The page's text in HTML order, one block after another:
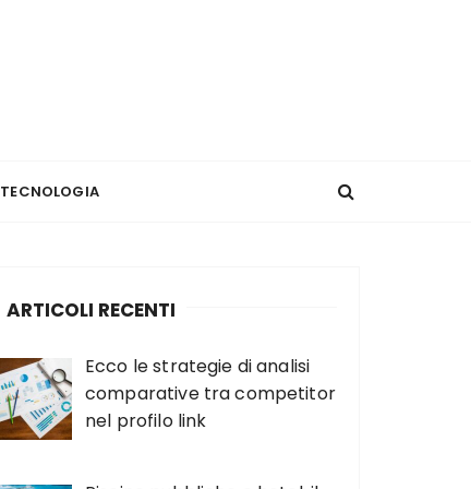
TECNOLOGIA
ARTICOLI RECENTI
Ecco le strategie di analisi
comparative tra competitor
nel profilo link